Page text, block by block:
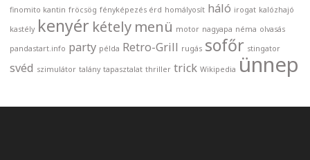
finomito kantin fröcsög fényképezés érd homályosít háló irogat kalózhajó
kastély kenyér kétely menü motor nagyapa néma olvasás
pandastart.info party példa Retro-Grill rugás sofőr stingator
svéd szimulátor talány tapasztalat thriller trick Wikipedia ünnep